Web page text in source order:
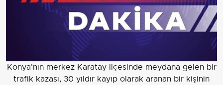
Konya'nın merkez Karatay ilçesinde meydana gelen bir
trafik kazası, 30 yıldır kayıp olarak aranan bir kişinin